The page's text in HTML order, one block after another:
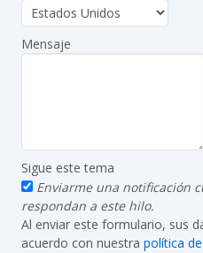
Mensaje
Sigue este tema
Enviarme una notificación
respondan a este hilo.
Al enviar este formulario, sus
acuerdo con nuestra política